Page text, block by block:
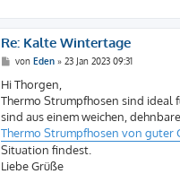
Re: Kalte Wintertage
B
i
t
r
a
g
von Eden» 23 Jan 2023 09:31
Hi Thorgen,
Thermo Strumpfhosen sind ideal
sind aus einem weichen,
Thermo Strumpfhosen von guter
Situation findest.
Liebe Grüße